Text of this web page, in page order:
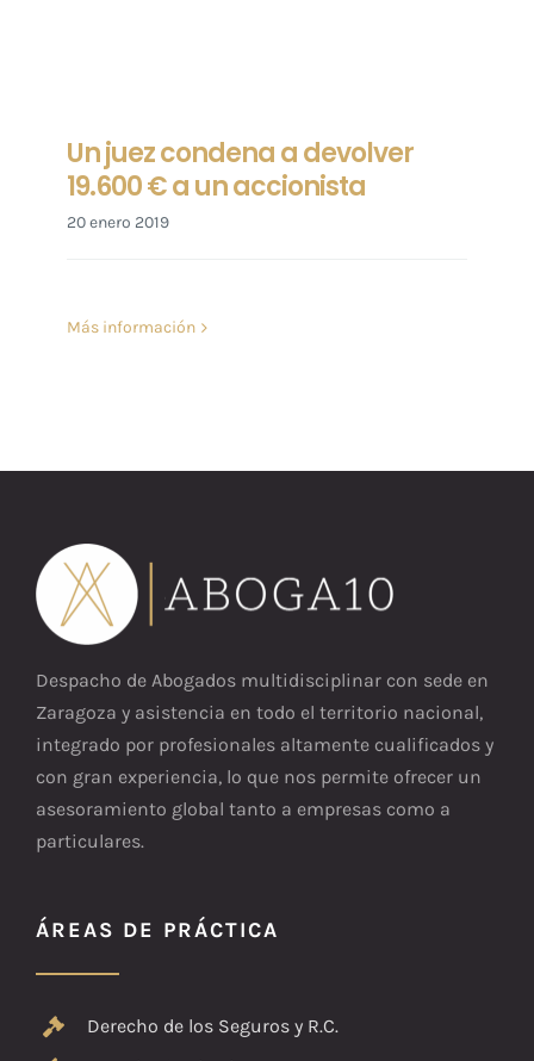
Un juez condena a devolver
19.600 € a un accionista
20 enero 2019
Más información
Despacho de Abogados multidisciplinar con sede en
Zaragoza y asistencia en todo el territorio nacional,
integrado por profesionales altamente cualificados y
con gran experiencia, lo que nos permite ofrecer un
asesoramiento global tanto a empresas como a
particulares.
ÁREAS DE PRÁCTICA
Derecho de los Seguros y R.C.